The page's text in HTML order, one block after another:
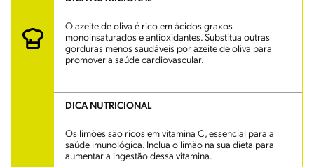
O azeite de oliva é rico em ácidos graxos
monoinsaturados e antioxidantes. Substitua outras
gorduras menos saudáveis por azeite de oliva para
promover a saúde cardiovascular.
DICA NUTRICIONAL
Os limões são ricos em vitamina C, essencial para a
saúde imunológica. Inclua o limão na sua dieta para
aumentar a ingestão dessa vitamina.